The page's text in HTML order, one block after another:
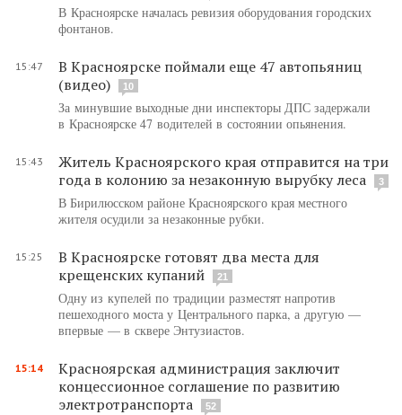
В Красноярске началась ревизия оборудования городских
фонтанов.
15:47
В Красноярске поймали еще 47 автопьяниц
(видео)
10
За минувшие выходные дни инспекторы ДПС задержали
в Красноярске 47 водителей в состоянии опьянения.
15:43
Житель Красноярского края отправится на три
года в колонию за незаконную вырубку леса
3
В Бирилюсском районе Красноярского края местного
жителя осудили за незаконные рубки.
15:25
В Красноярске готовят два места для
крещенских купаний
21
Одну из купелей по традиции разместят напротив
пешеходного моста у Центрального парка, а другую —
впервые — в сквере Энтузиастов.
15:14
Красноярская администрация заключит
концессионное соглашение по развитию
электротранспорта
52